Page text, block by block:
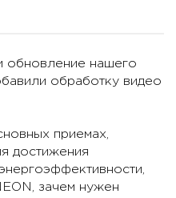
обновление нашего
обработку видео
приемах,
достижения
зачем нужен